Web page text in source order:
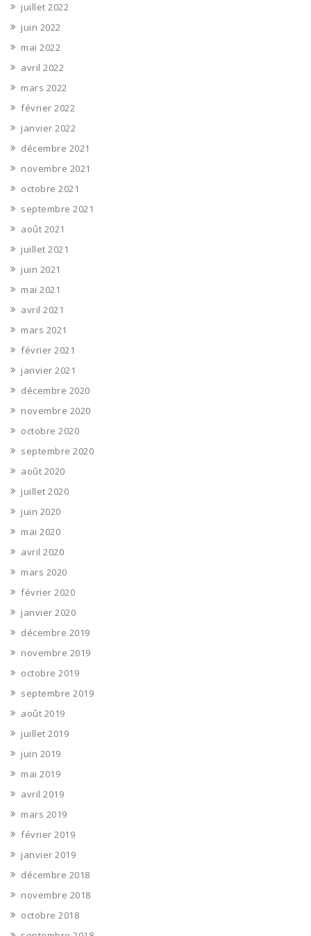
juillet 2022
juin 2022
mai 2022
avril 2022
mars 2022
février 2022
janvier 2022
décembre 2021
novembre 2021
octobre 2021
septembre 2021
août 2021
juillet 2021
juin 2021
mai 2021
avril 2021
mars 2021
février 2021
janvier 2021
décembre 2020
novembre 2020
octobre 2020
septembre 2020
août 2020
juillet 2020
juin 2020
mai 2020
avril 2020
mars 2020
février 2020
janvier 2020
décembre 2019
novembre 2019
octobre 2019
septembre 2019
août 2019
juillet 2019
juin 2019
mai 2019
avril 2019
mars 2019
février 2019
janvier 2019
décembre 2018
novembre 2018
octobre 2018